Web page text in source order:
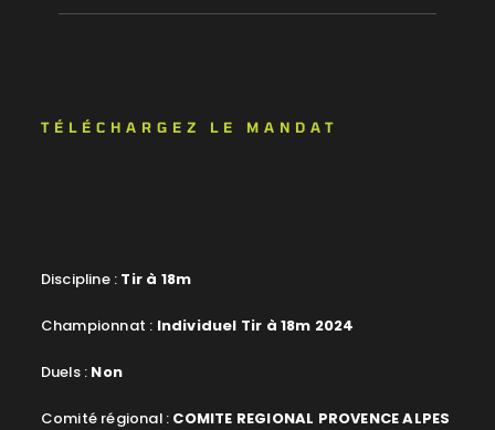
TÉLÉCHARGEZ LE MANDAT
Discipline : Tir à 18m
Championnat : Individuel Tir à 18m 2024
Duels : Non
Comité régional : COMITE REGIONAL PROVENCE ALPES